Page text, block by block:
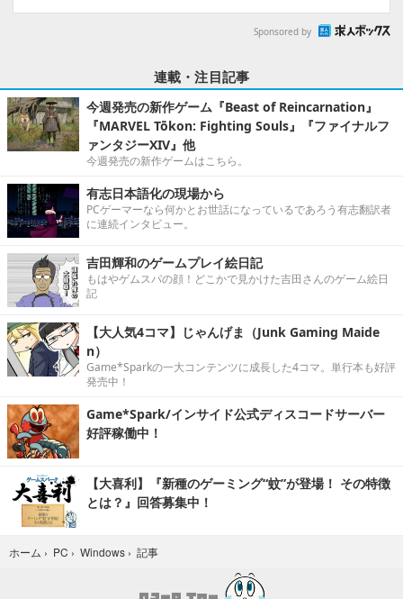
Sponsored by
連載・注目記事
今週発売の新作ゲーム『Beast of Reincarnation』
『MARVEL Tōkon: Fighting Souls』『ファイナルフ
ァンタジーXIV』他
今週発売の新作ゲームはこちら。
有志日本語化の現場から
PCゲーマーなら何かとお世話になっているであろう有志翻訳者
に連続インタビュー。
吉田輝和のゲームプレイ絵日記
もはやゲムスパの顔！どこかで見かけた吉田さんのゲーム絵日
記
【大人気4コマ】じゃんげま（Junk Gaming Maide
n）
Game*Sparkの一大コンテンツに成長した4コマ。単行本も好評
発売中！
Game*Spark/インサイド公式ディスコードサーバー
好評稼働中！
【大喜利】『新種のゲーミング“蚊”が登場！ その特徴
とは？』回答募集中！
ホーム › PC › Windows › 記事